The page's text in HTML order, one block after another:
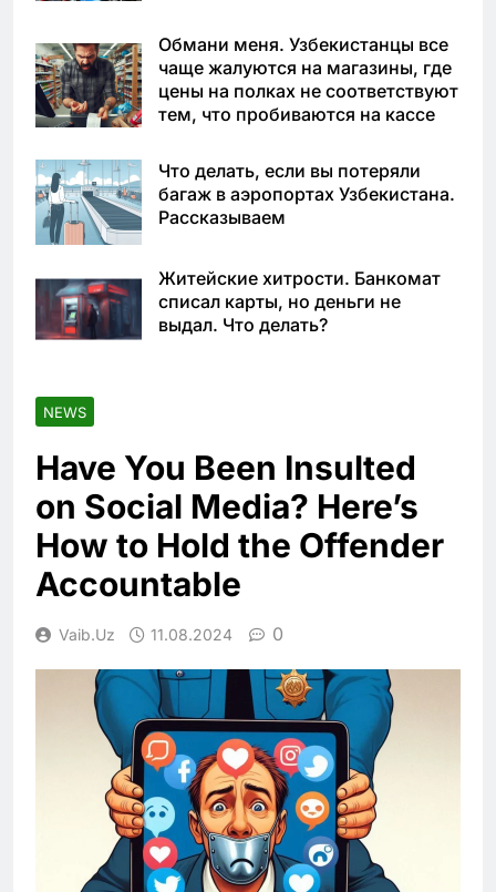
Обмани меня. Узбекистанцы все
чаще жалуются на магазины, где
цены на полках не соответствуют
тем, что пробиваются на кассе
Что делать, если вы потеряли
багаж в аэропортах Узбекистана.
Рассказываем
Житейские хитрости. Банкомат
списал карты, но деньги не
выдал. Что делать?
NEWS
Have You Been Insulted
on Social Media? Here’s
How to Hold the Offender
Accountable
Vaib.uz 11.08.2024 0